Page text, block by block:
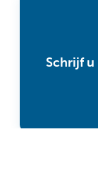
Schrijf u